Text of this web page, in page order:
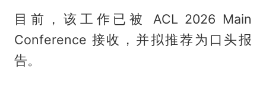
目前，该工作已被 ACL 2026 Main
Conference 接收，并拟推荐为口头报
告。